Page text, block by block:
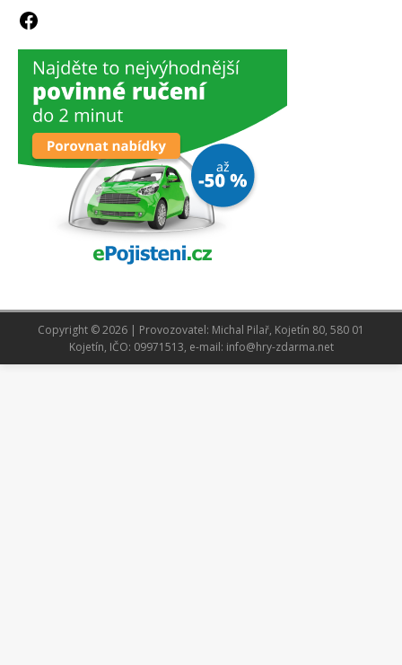
Copyright © 2026 | Provozovatel: Michal Pilař, Kojetín 80, 580 01
Kojetín, IČO: 09971513, e-mail: info@hry-zdarma.net